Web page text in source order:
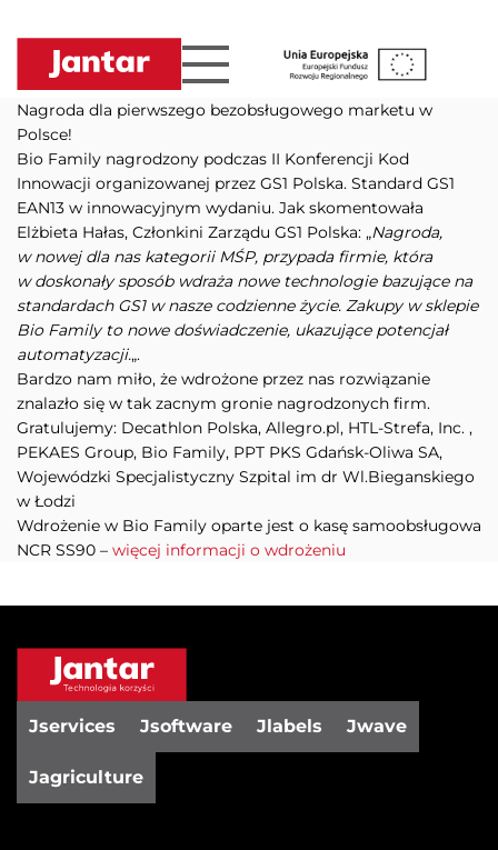
do
Nagroda dla pierwszego bezobsługowego marketu w
Polsce!
Bio Family nagrodzony podczas II Konferencji Kod
Innowacji organizowanej przez GS1 Polska. Standard GS1
EAN13 w innowacyjnym wydaniu. Jak skomentowała
Elżbieta Hałas, Członkini Zarządu GS1 Polska: „Nagroda,
w nowej dla nas kategorii MŚP, przypada firmie, która
w doskonały sposób wdraża nowe technologie bazujące na
standardach GS1 w nasze codzienne życie. Zakupy w sklepie
Bio Family to nowe doświadczenie, ukazujące potencjał
automatyzacji.„.
Bardzo nam miło, że wdrożone przez nas rozwiązanie
znalazło się w tak zacnym gronie nagrodzonych firm.
Gratulujemy: Decathlon Polska, Allegro.pl, HTL-Strefa, Inc. ,
PEKAES Group, Bio Family, PPT PKS Gdańsk-Oliwa SA,
Wojewódzki Specjalistyczny Szpital im dr Wl.Bieganskiego
w Łodzi
Wdrożenie w Bio Family oparte jest o kasę samoobsługowa
NCR SS90 – więcej informacji o wdrożeniu
Jservices Jsoftware Jlabels Jwave
Jagriculture